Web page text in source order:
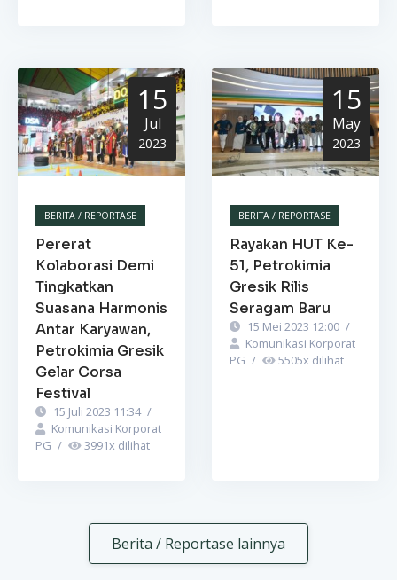
15
Jul
2023
BERITA / REPORTASE
Pererat
Kolaborasi Demi
Tingkatkan
Suasana Harmonis
Antar Karyawan,
Petrokimia Gresik
Gelar Corsa
Festival
15 Juli 2023 11:34 /
Komunikasi Korporat
PG / 3991x dilihat
15
May
2023
BERITA / REPORTASE
Rayakan HUT Ke-
51, Petrokimia
Gresik Rilis
Seragam Baru
15 Mei 2023 12:00 /
Komunikasi Korporat
PG / 5505x dilihat
Berita / Reportase lainnya